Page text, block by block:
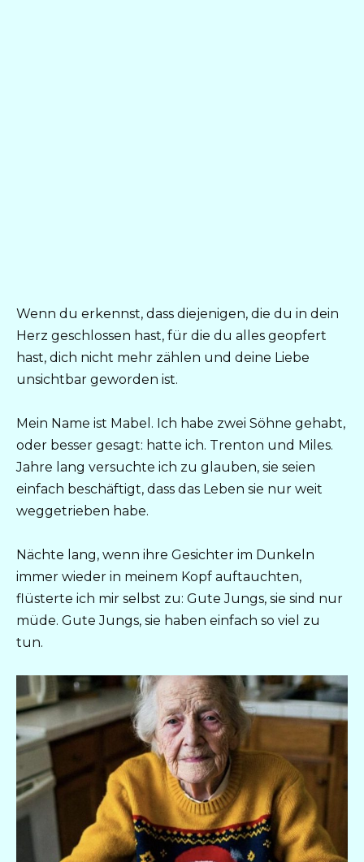
Wenn du erkennst, dass diejenigen, die du in dein
Herz geschlossen hast, für die du alles geopfert
hast, dich nicht mehr zählen und deine Liebe
unsichtbar geworden ist.
Mein Name ist Mabel. Ich habe zwei Söhne gehabt,
oder besser gesagt: hatte ich. Trenton und Miles.
Jahre lang versuchte ich zu glauben, sie seien
einfach beschäftigt, dass das Leben sie nur weit
weggetrieben habe.
Nächte lang, wenn ihre Gesichter im Dunkeln
immer wieder in meinem Kopf auftauchten,
flüsterte ich mir selbst zu: Gute Jungs, sie sind nur
müde. Gute Jungs, sie haben einfach so viel zu
tun.